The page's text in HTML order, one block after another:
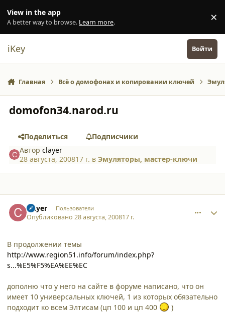
View in the app
A better way to browse. Learn more. ×
iKey Войти
Главная Всё о домофонах и копировании ключей
domofon34.narod.ru
Поделиться
Подписчики
Авторclayer
28 августа, 200817 г. вЭмуляторы, мастер-ключи
clayer Пользователи
Опубликовано28 августа, 200817 г.
В продолжении темы
http://www.region51.info/forum/index.php?
s...%E5%F5%EA%EE%EC
дополню что у него на сайте в форуме написано, что он
имеет 10 универсальных ключей, 1 из которых обязательно
подходит ко всем Элтисам (цп 100 и цп 400
)